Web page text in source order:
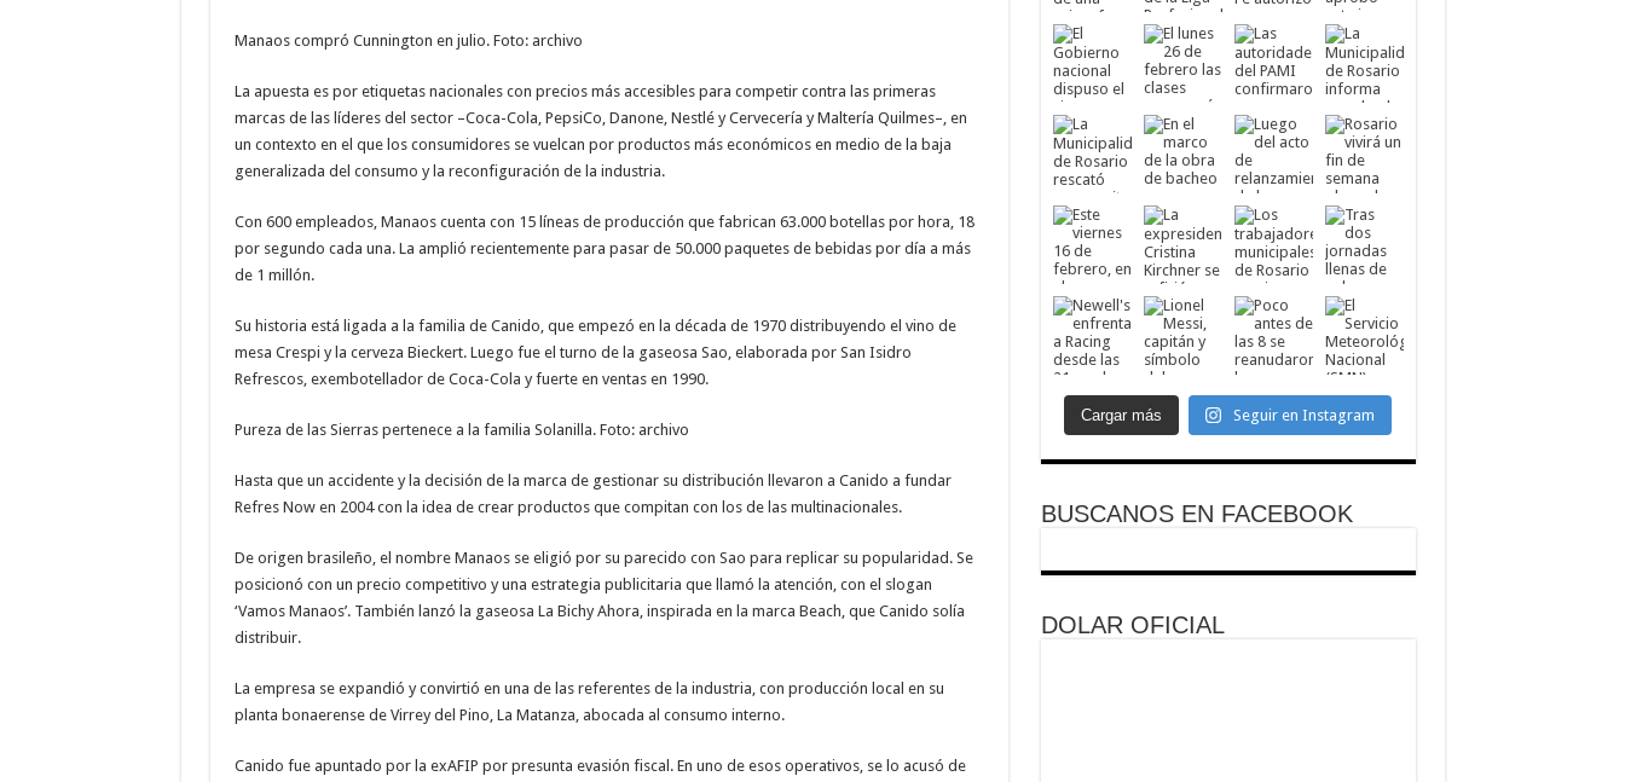
Manaos compró Cunnington en julio. Foto: archivo
La apuesta es por etiquetas nacionales con precios más accesibles para competir contra las primeras
marcas de las líderes del sector –Coca-Cola, PepsiCo, Danone, Nestlé y Cervecería y Maltería Quilmes–, en
un contexto en el que los consumidores se vuelcan por productos más económicos en medio de la baja
generalizada del consumo y la reconfiguración de la industria.
Con 600 empleados, Manaos cuenta con 15 líneas de producción que fabrican 63.000 botellas por hora, 18
por segundo cada una. La amplió recientemente para pasar de 50.000 paquetes de bebidas por día a más
de 1 millón.
Su historia está ligada a la familia de Canido, que empezó en la década de 1970 distribuyendo el vino de
mesa Crespi y la cerveza Bieckert. Luego fue el turno de la gaseosa Sao, elaborada por San Isidro
Refrescos, exembotellador de Coca-Cola y fuerte en ventas en 1990.
Pureza de las Sierras pertenece a la familia Solanilla. Foto: archivo
Hasta que un accidente y la decisión de la marca de gestionar su distribución llevaron a Canido a fundar
Refres Now en 2004 con la idea de crear productos que compitan con los de las multinacionales.
De origen brasileño, el nombre Manaos se eligió por su parecido con Sao para replicar su popularidad. Se
posicionó con un precio competitivo y una estrategia publicitaria que llamó la atención, con el slogan
‘Vamos Manaos’. También lanzó la gaseosa La Bichy Ahora, inspirada en la marca Beach, que Canido solía
distribuir.
La empresa se expandió y convirtió en una de las referentes de la industria, con producción local en su
planta bonaerense de Virrey del Pino, La Matanza, abocada al consumo interno.
Canido fue apuntado por la exAFIP por presunta evasión fiscal. En uno de esos operativos, se lo acusó de
Cargar más Seguir en Instagram
BUSCANOS EN FACEBOOK
DOLAR OFICIAL